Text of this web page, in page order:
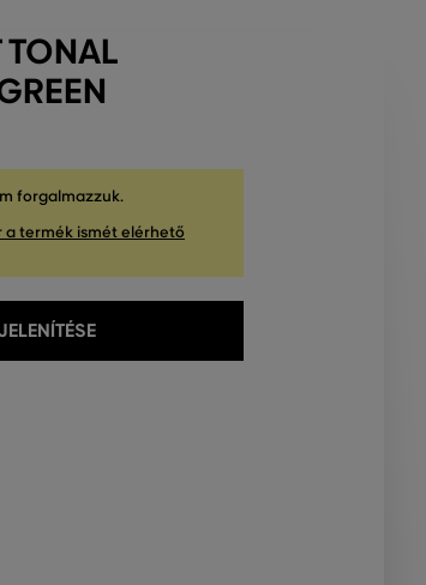
TONAL
forgalmazzuk.
a termék ismét elérhető